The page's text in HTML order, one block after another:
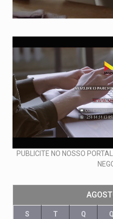
PUBLICITE NO NOSSO
S T Q Q